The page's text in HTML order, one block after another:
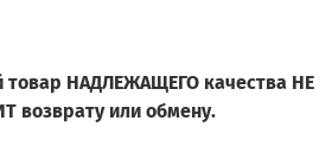
товар НАДЛЕЖАЩЕГО качества НЕ
возврату или обмену.